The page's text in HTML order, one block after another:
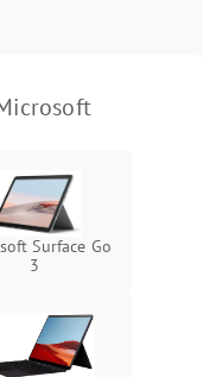
Surface Go
3